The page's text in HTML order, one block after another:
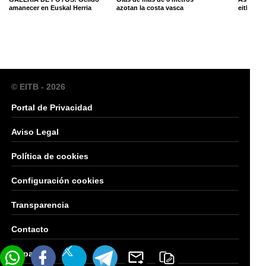
amanecer en Euskal Herria
azotan la costa vasca
eitb.eus
© EITB - 2026
Portal de Privacidad
Aviso Legal
Política de cookies
Configuración cookies
Transparencia
Contacto
Mapa Web